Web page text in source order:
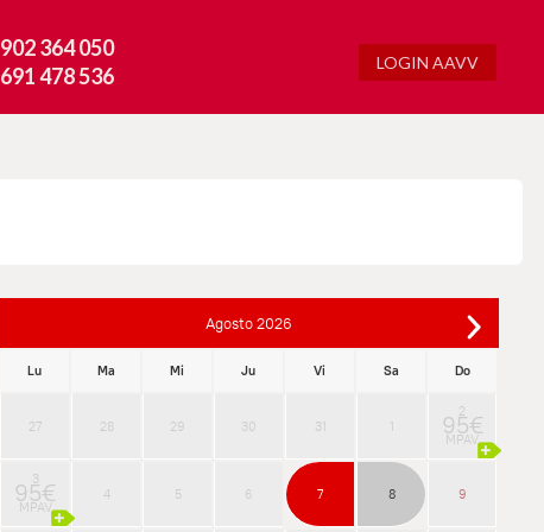
902 364 050
691 478 536
LOGIN AAVV
Agosto 2026
Lu Ma Mi Ju Vi Sa Do
27 28 29 30 31 1
2
95€
MPAV
3
95€
MPAV
4 5 6 7 8 9